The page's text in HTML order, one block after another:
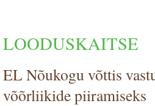
LOODUSKAITSE
EL Nõukogu võttis
võõrliikide piiramiseks